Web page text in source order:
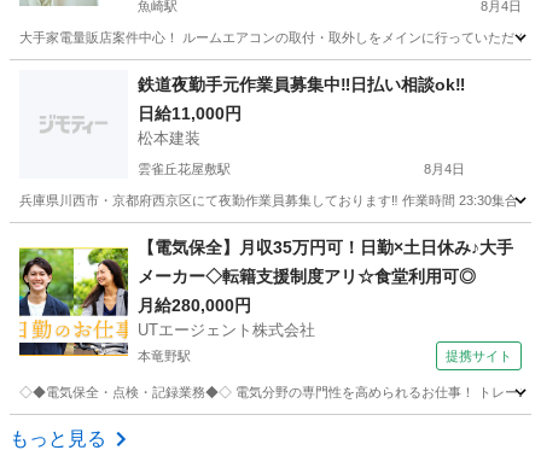
魚崎駅 8月4日
大手家電量販店案件中心！ ルームエアコンの取付・取外しをメインに行っていただ
魚崎駅 建築 スタッフ
鉄道夜勤手元作業員募集中‼️日払い相談ok‼️
日給11,000円
松本建装
雲雀丘花屋敷駅 8月4日
兵庫県川西市・京都府西京区にて夜勤作業員募集しております‼️ 作業時間 23:30集合
雲雀丘花屋敷駅 その他 相乗り
【電気保全】月収35万円可！日勤×土日休み♪大手
メーカー◇転籍支援制度アリ☆食堂利用可◎
月給280,000円
UTエージェント株式会社
本竜野駅 提携サイト
◇◆電気保全・点検・記録業務◆◇ 電気分野の専門性を高められるお仕事！ トレーニ
兵庫 たつの市
もっと見る